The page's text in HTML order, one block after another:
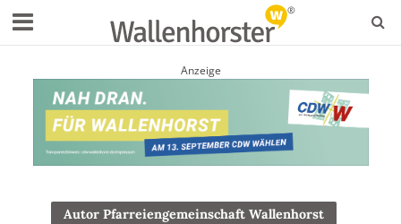
Anzeige
Autor Pfarreiengemeinschaft Wallenhorst